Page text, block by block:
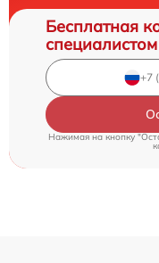
Бесплатная
специалистом
Нажимая на кнопку